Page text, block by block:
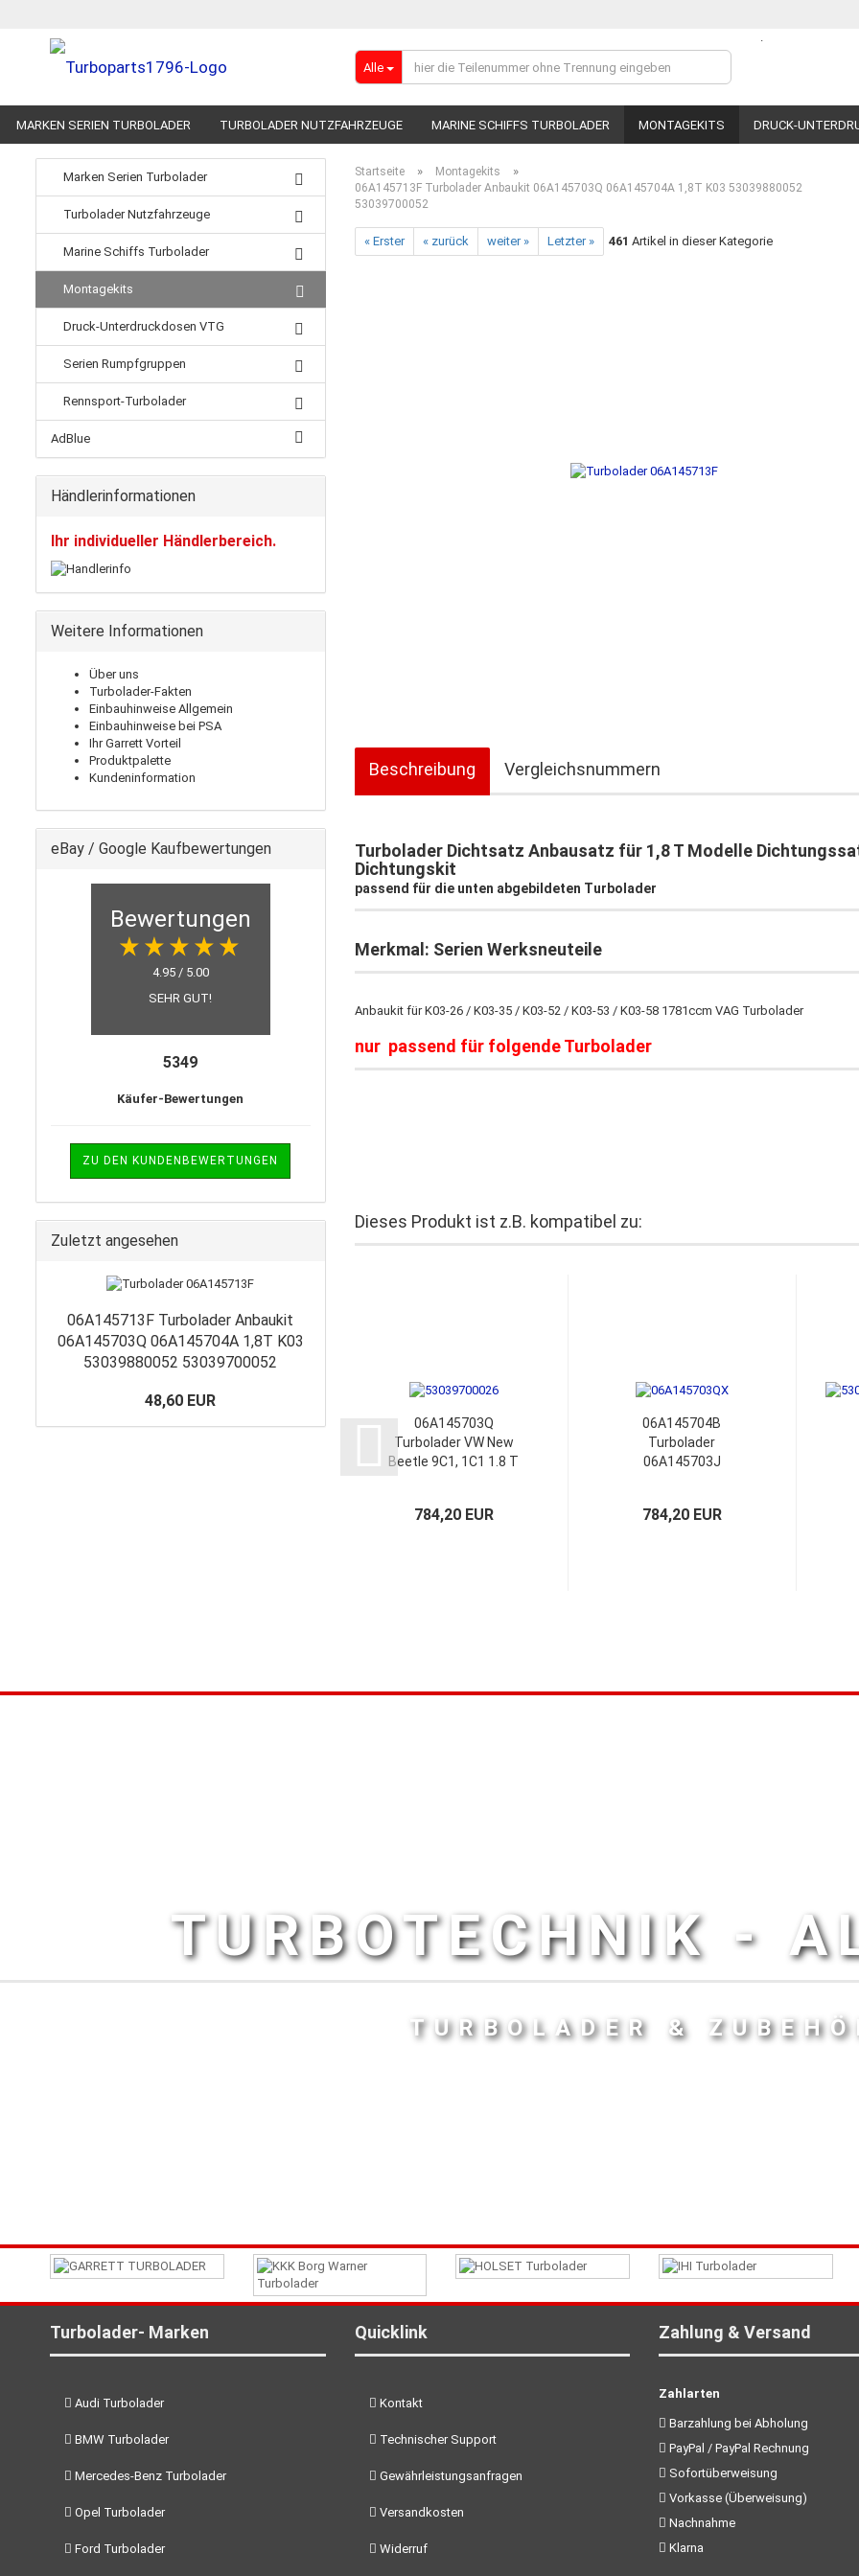
Lieferland
Alle
.
MARKEN SERIEN TURBOLADER TURBOLADER NUTZFAHRZEUGE MARINE SCHIFFS TURBOLADER MONTAGEKITS DRUCK-
RENNSPORT-TURBOLADER ADBLUE
Startseite » Montagekits »
06A145713F Turbolader Anbaukit 06A145703Q 06A145704A 1,8T K03 53039880052
53039700052
« Erster « zurück weiter » Letzter » 461 Artikel in dieser Kategorie
Beschreibung Vergleichsnummern
Turbolader Dichtsatz Anbausatz für 1,8 T Modelle
Dichtungskit
passend für die unten abgebildeten Turbolader
Merkmal: Serien Werksneuteile
Anbaukit für K03-26 / K03-35 / K03-52 / K03-53 / K03-58 1781ccm VAG Turbolader
nur passend für folgende Turbolader
Dieses Produkt ist z.B. kompatibel zu:
06A145703Q
Turbolader VW New
Beetle 9C1, 1C1 1.8 T
06A145704K
784,20 EUR
06A145704B
Turbolader
06A145703J
784,20 EUR
Marken Serien Turbolader
Turbolader Nutzfahrzeuge
Marine Schiffs Turbolader
Montagekits
Druck-Unterdruckdosen VTG
Serien Rumpfgruppen
Rennsport-Turbolader
AdBlue
Händlerinformationen
Ihr individueller Händlerbereich.
Weitere Informationen
Über uns
Turbolader-Fakten
Einbauhinweise Allgemein
Einbauhinweise bei PSA
Ihr Garrett Vorteil
Produktpalette
Kundeninformation
eBay / Google Kaufbewertungen
Bewertungen
4.95 / 5.00
SEHR GUT!
5349
Käufer-Bewertungen
ZU DEN KUNDENBEWERTUNGEN
Zuletzt angesehen
06A145713F Turbolader Anbaukit
06A145703Q 06A145704A 1,8T K03
53039880052 53039700052
48,60 EUR
TURBOTECHNIK -
TURBOLADER &
Turbolader- Marken
Audi Turbolader
BMW Turbolader
Mercedes-Benz Turbolader
Opel Turbolader
Ford Turbolader
Quicklink
Kontakt
Technischer Support
Gewährleistungsanfragen
Versandkosten
Widerruf
Zahlung & Versand
Zahlarten
Barzahlung bei Abholung
PayPal / PayPal Rechnung
Sofortüberweisung
Vorkasse (Überweisung)
Nachnahme
Klarna